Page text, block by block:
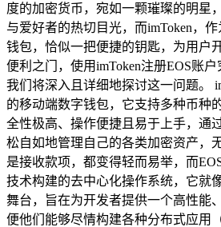
度的加密货币，宛如一颗璀璨的明星
与爱好者的热切目光，而imToken，
钱包，恰似一把便捷的钥匙，为用户
便利之门，使用imToken注册EOS账户
我们将深入且详细地探讨这一问题。
的移动端数字钱包，它支持多种币种
全性极高、操作便捷且易于上手，通
松自如地管理自己的各类加密资产，
是接收款项，都变得轻而易举，而
技术构建的去中心化操作系统，它就
舞台，旨在为开发者提供一个高性能
便他们能够尽情构建各种分布式应用